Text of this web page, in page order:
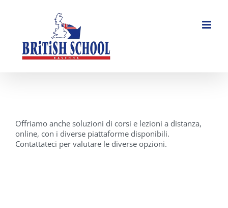
Offriamo anche soluzioni di corsi e lezioni a distanza,
online, con i diverse piattaforme disponibili.
Contattateci per valutare le diverse opzioni.